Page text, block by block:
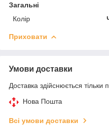
Загальні
Колір
Приховати
Умови доставки
Доставка здійснюється тільки
Нова Пошта
Всі умови доставки